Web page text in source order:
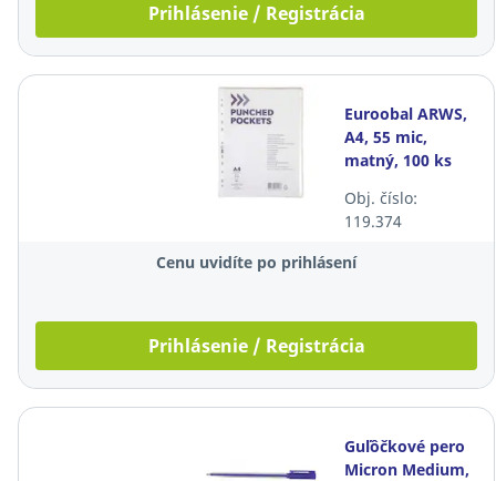
Prihlásenie / Registrácia
Euroobal ARWS,
A4, 55 mic,
matný, 100 ks
Obj. číslo:
119.374
Cenu uvidíte po prihlásení
Prihlásenie / Registrácia
Guľôčkové pero
Micron Medium,